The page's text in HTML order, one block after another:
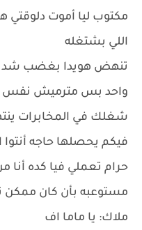
مكتوب ليا أموت
اللي بشتغله
تنهض هويدا بغضب
واحد بس مترميش نفس
شغلك في المخابرات
فيكم يحصلها حاجه
حرام تعملي فيا كده
مستوعبه بأن كان ممكن
ملاك: يا ماما اف